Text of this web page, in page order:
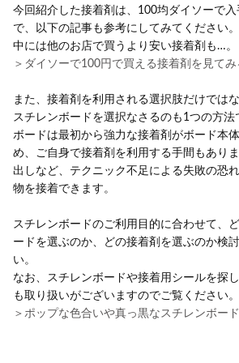
今回紹介した接着剤は、100均ダイソーで
で、以下の記事も参考にしてみてください。
中には他のお店で買うより安い接着剤も…。
＞ダイソーで100円で買える接着剤を見てみ
また、接着剤を利用される選択肢だけでは
スチレンボードを選択なさるのも1つの方法
ボードは最初から強力な接着剤がボード本
め、ご自身で接着剤を利用する手間もあり
出しなど、テクニック不足による失敗の恐
物を接着できます。
スチレンボードのご利用目的に合わせて、
ードを選ぶのか、どの接着剤を選ぶのか検
い。
なお、スチレンボードや接着用シールを探
も取り扱いがございますのでご覧ください。
＞ポップな色合いや真っ黒なスチレンボー